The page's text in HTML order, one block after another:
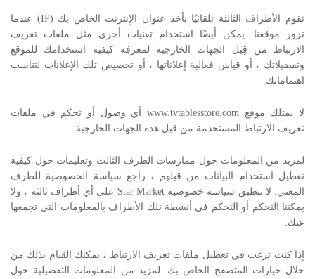
تقوم الأطراف الثالثة تلقائيًا بأخذ عنوان الإنترنت الخاص بك (IP) عندما
تزور موقعنا. يمكن أيضًا استخدام تقنيات أخرى مثل ملفات تعريف
الارتباط من قِبل الجهات الخارجية لمعرفة كيفية استخدامك للموقع
وتفضيلاتك ، أو قياس فعالية إعلاناتها ، أو تخصيص تلك الإعلانات لتناسب
اهتماماتك.
لا يمتلك موقع www.tvtablesstore.com أي وصول أو تحكم في ملفات
تعريف الارتباط المستخدمة من قبل هذه الجهات الخارجية.
لمزيد من المعلومات حول ممارسات الطرف الثالث وتعليمات حول كيفية
تعطيل استخدام البيانات من قبلهم ، راجع سياسة الخصوصية للطرف
المعني. لا تنطبق سياسة خصوصية Star Market على أي أطراف ثالثة ، ولا
يمكننا التحكم أو التحكم في أنشطة تلك الأطراف بالمعلومات التي تجمعها
عنك.
إذا كنت ترغب في تعطيل ملفات تعريف الارتباط ، يمكنك القيام بذلك من
خلال خيارات المتصفح الخاص بك. لمزيد من المعلومات التفصيلية حول